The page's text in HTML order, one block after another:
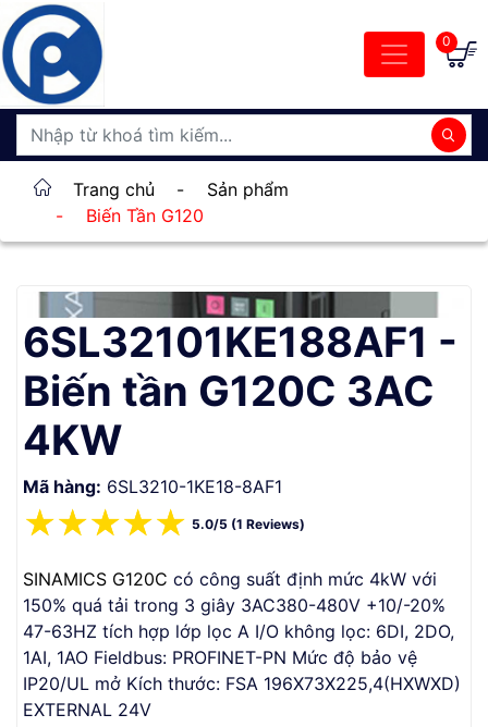
0
Trang chủ -
Sản phẩm
-
Biến Tần G120
6SL32101KE188AF1 -
Biến tần G120C 3AC
4KW
Mã hàng: 6SL3210-1KE18-8AF1
☆
☆
☆
☆
☆ 5.0/5 (1 Reviews)
SINAMICS G120C có công suất định mức 4kW với
150% quá tải trong 3 giây 3AC380-480V +10/-20%
47-63HZ tích hợp lớp lọc A I/O không lọc: 6DI, 2DO,
1AI, 1AO Fieldbus: PROFINET-PN Mức độ bảo vệ
IP20/UL mở Kích thước: FSA 196X73X225,4(HXWXD)
EXTERNAL 24V